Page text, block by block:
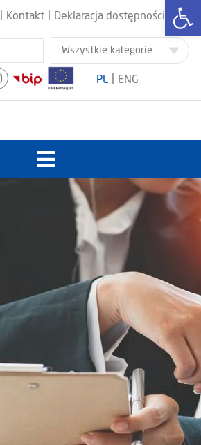
Kontakt Deklaracja dostępności
PL ENG